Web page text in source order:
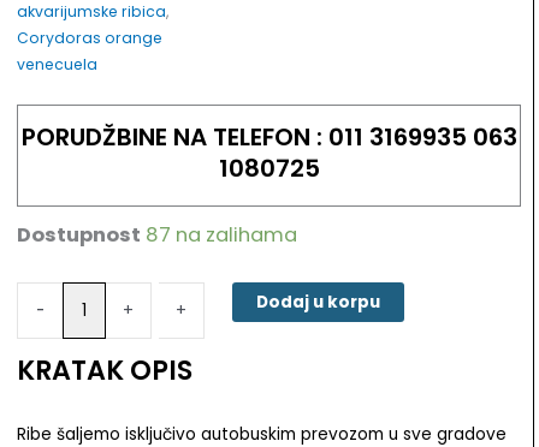
akvarijumske ribica,
Corydoras orange
venecuela
PORUDŽBINE NA TELEFON : 011 3169935 063
1080725
Dostupnost 87 na zalihama
-
-
Corydoras
venecuela
količina
+ + Dodaj u korpu
KRATAK OPIS
Ribe šaljemo isključivo autobuskim prevozom u sve gradove